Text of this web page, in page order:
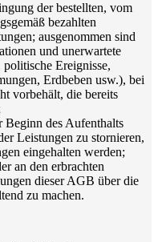
der bestellten, vom
bezahlten
ausgenommen sind
und unerwartete
Ereignisse,
Erdbeben usw.), bei
vorbehält, die bereits
Beginn des Aufenthalts
Leistungen zu stornieren,
eingehalten werden;
an den erbrachten
dieser AGB über die
zu machen.